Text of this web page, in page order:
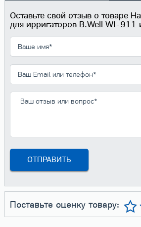
Оставьте свой отзыв о товаре
для ирригаторов B.Well WI-
Поставьте оценку товару: